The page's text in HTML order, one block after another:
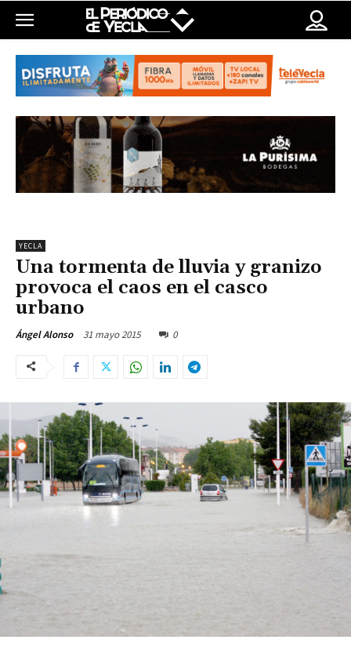
YECLA
Una tormenta de lluvia y granizo
provoca el caos en el casco
urbano
Ángel Alonso 31 mayo 2015 0